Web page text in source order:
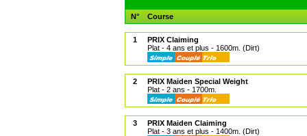
N° Course
1
PRIX Claiming
Plat - 4 ans et plus - 1600m. (Dirt)
2
PRIX Maiden Special Weight
Plat - 2 ans - 1700m.
3
PRIX Maiden Claiming
Plat - 3 ans et plus - 1400m. (Dirt)